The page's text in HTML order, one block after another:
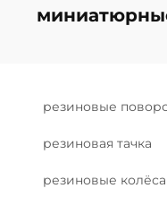
резиновые
резиновая тачка
резиновые